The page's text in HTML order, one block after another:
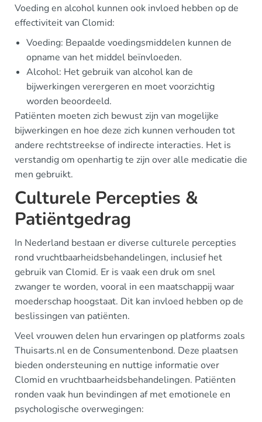
Voeding en alcohol kunnen ook invloed hebben op de
effectiviteit van Clomid:
Voeding: Bepaalde voedingsmiddelen kunnen de
opname van het middel beïnvloeden.
Alcohol: Het gebruik van alcohol kan de
bijwerkingen verergeren en moet voorzichtig
worden beoordeeld.
Patiënten moeten zich bewust zijn van mogelijke
bijwerkingen en hoe deze zich kunnen verhouden tot
andere rechtstreekse of indirecte interacties. Het is
verstandig om openhartig te zijn over alle medicatie die
men gebruikt.
Culturele Percepties &
Patiëntgedrag
In Nederland bestaan er diverse culturele percepties
rond vruchtbaarheidsbehandelingen, inclusief het
gebruik van Clomid. Er is vaak een druk om snel
zwanger te worden, vooral in een maatschappij waar
moederschap hoogstaat. Dit kan invloed hebben op de
beslissingen van patiënten.
Veel vrouwen delen hun ervaringen op platforms zoals
Thuisarts.nl en de Consumentenbond. Deze plaatsen
bieden ondersteuning en nuttige informatie over
Clomid en vruchtbaarheidsbehandelingen. Patiënten
ronden vaak hun bevindingen af met emotionele en
psychologische overwegingen: